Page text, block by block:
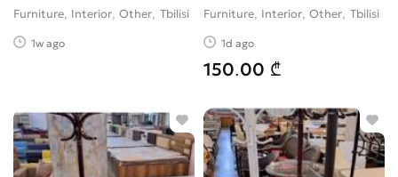
Furniture, Interior, Other Tbilisi
1w ago
Furniture, Interior, Other Tbilisi
1d ago
150.00 ₾